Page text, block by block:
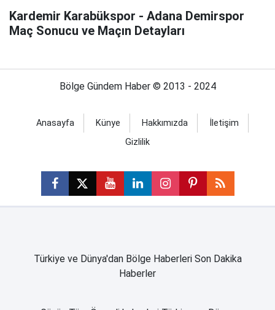
Kardemir Karabükspor - Adana Demirspor
Maç Sonucu ve Maçın Detayları
Bölge Gündem Haber © 2013 - 2024
Anasayfa Künye Hakkımızda
İletişim
Gizlilik
Türkiye ve Dünya'dan Bölge Haberleri Son Dakika
Haberler